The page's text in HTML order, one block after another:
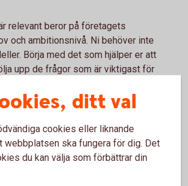
relevant beror på företagets
och ambitionsnivå. Ni behöver inte
Börja med det som hjälper er att
upp de frågor som är viktigast för
till en del av
behöver inte vara ett separat projekt.
ditt val
cookies eller liknande
webbplatsen ska fungera för dig. Det
du kan välja som förbättrar din